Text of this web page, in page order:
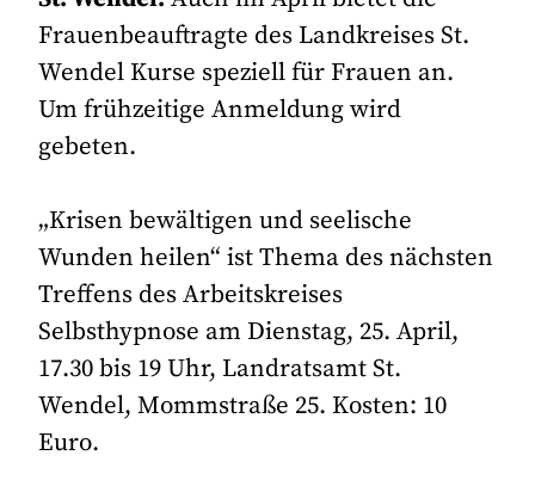
Frauenbeauftragte des Landkreises St.
Wendel Kurse speziell für Frauen an.
Um frühzeitige Anmeldung wird
gebeten.
„Krisen bewältigen und seelische
Wunden heilen“ ist Thema des nächsten
Treffens des Arbeitskreises
Selbsthypnose am Dienstag, 25. April,
17.30 bis 19 Uhr, Landratsamt St.
Wendel, Mommstraße 25. Kosten: 10
Euro.